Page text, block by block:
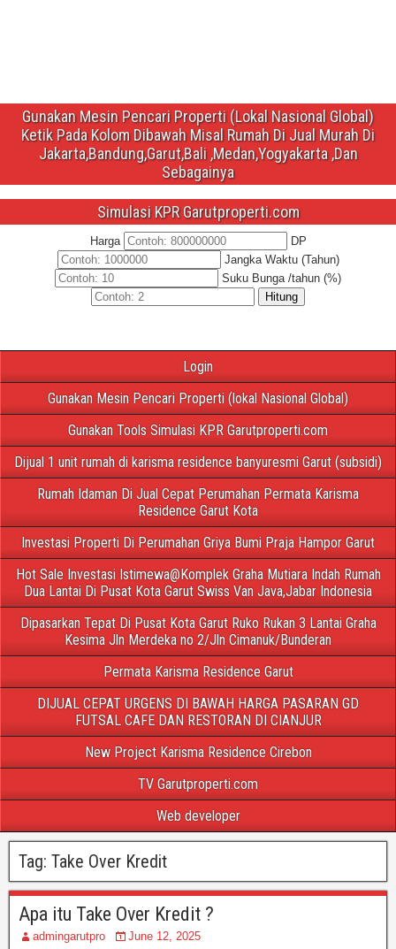
Gunakan Mesin Pencari Properti (Lokal Nasional Global)
Ketik Pada Kolom Dibawah Misal Rumah Di Jual Murah Di
Jakarta,Bandung,Garut,Bali ,Medan,Yogyakarta ,Dan
Sebagainya
Simulasi KPR Garutproperti.com
Harga
DP
Jangka Waktu (Tahun)
Suku Bunga /tahun (%)
Hitung
Login
Gunakan Mesin Pencari Properti (lokal Nasional Global)
Gunakan Tools Simulasi KPR Garutproperti.com
Dijual 1 unit rumah di karisma residence banyuresmi Garut (subsidi)
Rumah Idaman Di Jual Cepat Perumahan Permata Karisma
Residence Garut Kota
Investasi Properti Di Perumahan Griya Bumi Praja Hampor Garut
Hot Sale Investasi Istimewa@Komplek Graha Mutiara Indah Rumah
Dua Lantai Di Pusat Kota Garut Swiss Van Java,Jabar Indonesia
Dipasarkan Tepat Di Pusat Kota Garut Ruko Rukan 3 Lantai Graha
Kesima Jln Merdeka no 2/Jln Cimanuk/Bunderan
Permata Karisma Residence Garut
DIJUAL CEPAT URGENS DI BAWAH HARGA PASARAN GD
FUTSAL CAFE DAN RESTORAN DI CIANJUR
New Project Karisma Residence Cirebon
TV Garutproperti.com
Web developer
Tag: Take Over Kredit
Apa itu Take Over Kredit ?
admingarutpro
June 12, 2025